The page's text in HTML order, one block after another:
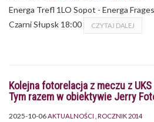
Energa Trefl 1LO Sopot - Energa Frages
Czarni Słupsk 18:00
CZYTAJ DALEJ
Kolejna fotorelacja z meczu z UKS
Tym razem w obiektywie Jerry
2025-10-06 AKTUALNOŚCI ROCZNIK 2014